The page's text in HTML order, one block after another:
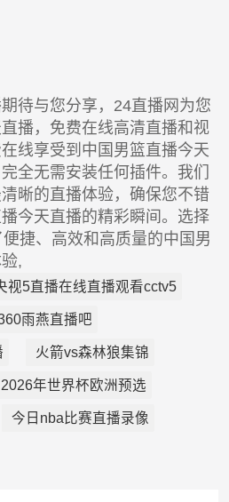
待与您分享，24直播网为您
播，免费在线高清直播和视
线享受到中国男篮直播今天
全无需安装任何插件。我们
晰的直播体验，确保您不错
今天直播的精彩瞬间。选择
捷、高效和高质量的中国男
,
视5直播在线直播观看cctv5
雨燕直播吧
火箭vs森林狼集锦
2026年世界杯欧洲预选
今日nba比赛直播录像